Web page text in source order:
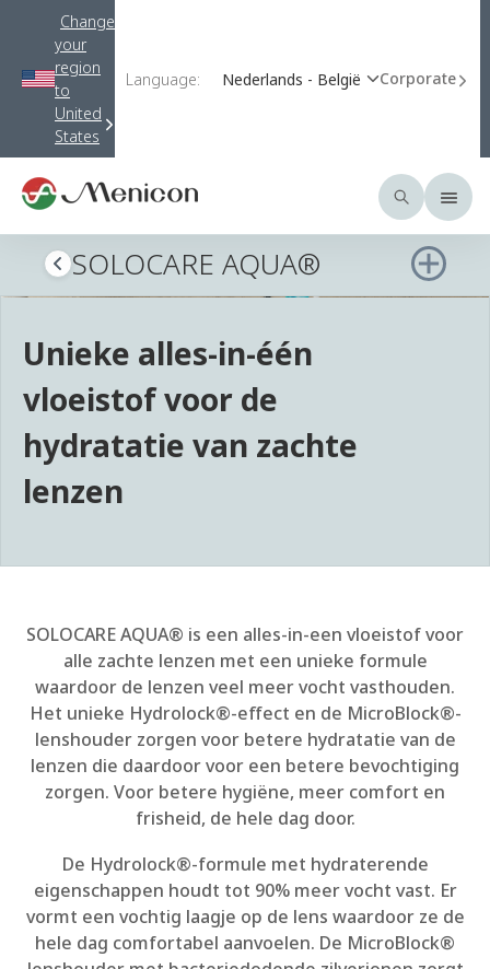
Change
your
region
to
United
States
Language: Nederlands - België Corporate
SOLOCARE AQUA®
Unieke alles-in-één
vloeistof voor de
hydratatie van zachte
lenzen
SOLOCARE AQUA® is een alles-in-een vloeistof voor
alle zachte lenzen met een unieke formule
waardoor de lenzen veel meer vocht vasthouden.
Het unieke Hydrolock®-effect en de MicroBlock®-
lenshouder zorgen voor betere hydratatie van de
lenzen die daardoor voor een betere bevochtiging
zorgen. Voor betere hygiëne, meer comfort en
frisheid, de hele dag door.
De Hydrolock®-formule met hydraterende
eigenschappen houdt tot 90% meer vocht vast. Er
vormt een vochtig laagje op de lens waardoor ze de
hele dag comfortabel aanvoelen. De MicroBlock®